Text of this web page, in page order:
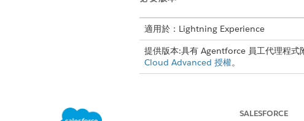
適用於：Lightning Experience
提供版本:具有 Agentforce 員工代理程式
Cloud Advanced 授權。
並繼續使用索引搜尋。SALESFORCE